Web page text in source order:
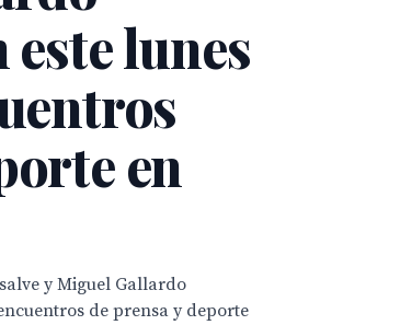
lunes
en
y Miguel Gallardo
de prensa y deporte